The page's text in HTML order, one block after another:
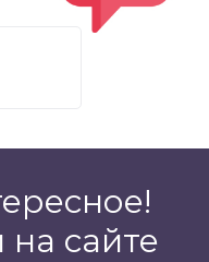
на сайте